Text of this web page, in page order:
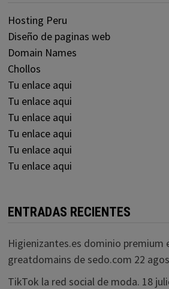
Hosting Peru
Diseño de paginas web
Domain Names
Chollos
Tu enlace aqui
Tu enlace aqui
Tu enlace aqui
Tu enlace aqui
Tu enlace aqui
Tu enlace aqui
ENTRADAS RECIENTES
Higienizantes.es dominio premium
greatdomains de sedo.com 22
TikTok la red social de moda. 18